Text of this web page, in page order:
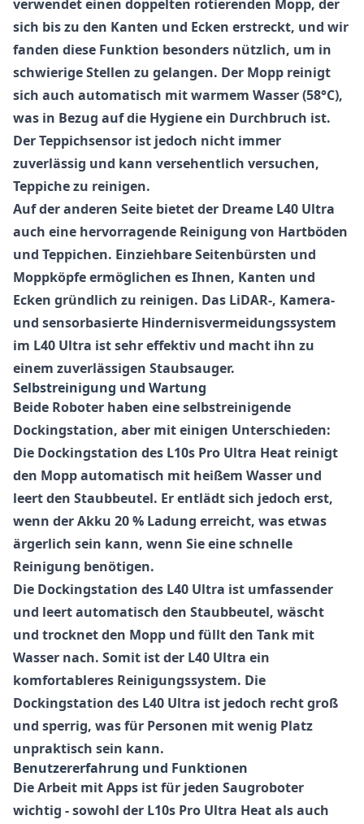
verwendet einen doppelten rotierenden Mopp, der
sich bis zu den Kanten und Ecken erstreckt, und wir
fanden diese Funktion besonders nützlich, um in
schwierige Stellen zu gelangen. Der Mopp reinigt
sich auch automatisch mit warmem Wasser (58°C),
was in Bezug auf die Hygiene ein Durchbruch ist.
Der Teppichsensor ist jedoch nicht immer
zuverlässig und kann versehentlich versuchen,
Teppiche zu reinigen.
Auf der anderen Seite bietet der Dreame L40 Ultra
auch eine hervorragende Reinigung von Hartböden
und Teppichen. Einziehbare Seitenbürsten und
Moppköpfe ermöglichen es Ihnen, Kanten und
Ecken gründlich zu reinigen. Das LiDAR-, Kamera-
und sensorbasierte Hindernisvermeidungssystem
im L40 Ultra ist sehr effektiv und macht ihn zu
einem zuverlässigen Staubsauger.
Selbstreinigung und Wartung
Beide Roboter haben eine selbstreinigende
Dockingstation, aber mit einigen Unterschieden:
Die Dockingstation des L10s Pro Ultra Heat reinigt
den Mopp automatisch mit heißem Wasser und
leert den Staubbeutel. Er entlädt sich jedoch erst,
wenn der Akku 20 % Ladung erreicht, was etwas
ärgerlich sein kann, wenn Sie eine schnelle
Reinigung benötigen.
Die Dockingstation des L40 Ultra ist umfassender
und leert automatisch den Staubbeutel, wäscht
und trocknet den Mopp und füllt den Tank mit
Wasser nach. Somit ist der L40 Ultra ein
komfortableres Reinigungssystem. Die
Dockingstation des L40 Ultra ist jedoch recht groß
und sperrig, was für Personen mit wenig Platz
unpraktisch sein kann.
Benutzererfahrung und Funktionen
Die Arbeit mit Apps ist für jeden Saugroboter
wichtig - sowohl der L10s Pro Ultra Heat als auch